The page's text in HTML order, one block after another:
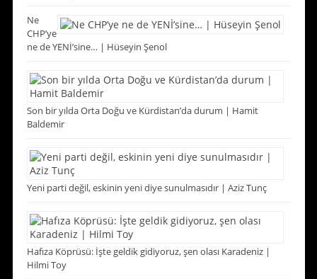
Ne
CHP’ye
ne de YENİ’sine… | Hüseyin Şenol
Son bir yılda Orta Doğu ve Kürdistan’da durum | Hamit
Baldemir
Yeni parti değil, eskinin yeni diye sunulmasıdır | Aziz Tunç
Hafıza Köprüsü: İşte geldik gidiyoruz, şen olası Karadeniz |
Hilmi Toy